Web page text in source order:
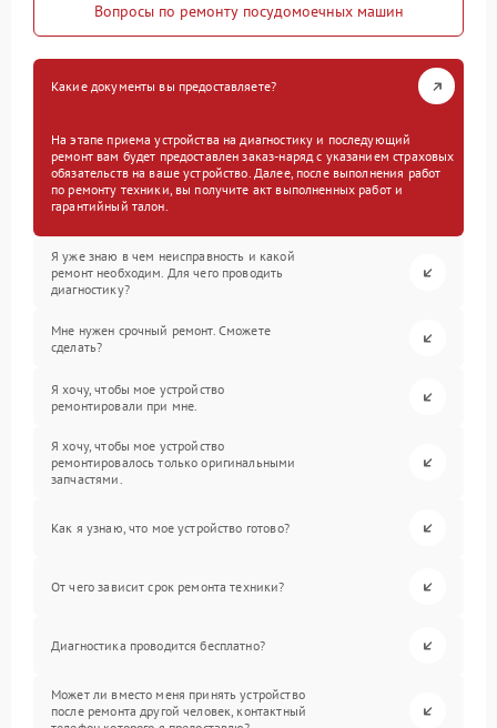
Вопросы по ремонту посудомоечных машин
Какие документы вы предоставляете?
На этапе приема устройства на диагностику и последующий
ремонт вам будет предоставлен заказ-наряд с указанием страховых
обязательств на ваше устройство. Далее, после выполнения работ
по ремонту техники, вы получите акт выполненных работ и
гарантийный талон.
Я уже знаю в чем неисправность и какой
ремонт необходим. Для чего проводить
диагностику?
Мне нужен срочный ремонт. Сможете
сделать?
Я хочу, чтобы мое устройство
ремонтировали при мне.
Я хочу, чтобы мое устройство
ремонтировалось только оригинальными
запчастями.
Как я узнаю, что мое устройство готово?
От чего зависит срок ремонта техники?
Диагностика проводится бесплатно?
Может ли вместо меня принять устройство
после ремонта другой человек, контактный